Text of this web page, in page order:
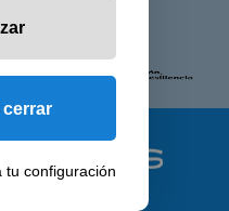
cerrar
tu configuración